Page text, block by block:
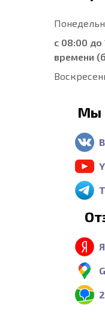
с 08:00 до
времени
Мы